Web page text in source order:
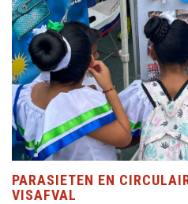
PARASIETEN EN
VISAFVAL